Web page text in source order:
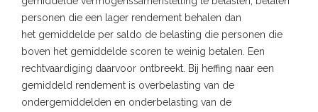
personen die een lager rendement behalen dan
het gemiddelde per saldo de belasting die personen die
boven het gemiddelde scoren te weinig betalen. Een
rechtvaardiging daarvoor ontbreekt. Bij heffing naar een
gemiddeld rendement is overbelasting van de
ondergemiddelden en onderbelasting van de